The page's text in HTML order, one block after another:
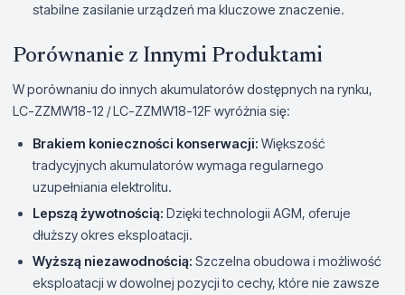
stabilne zasilanie urządzeń ma kluczowe znaczenie.
Porównanie z Innymi Produktami
W porównaniu do innych akumulatorów dostępnych na rynku,
LC-ZZMW18-12 / LC-ZZMW18-12F wyróżnia się:
Brakiem konieczności konserwacji: Większość
tradycyjnych akumulatorów wymaga regularnego
uzupełniania elektrolitu.
Lepszą żywotnością: Dzięki technologii AGM, oferuje
dłuższy okres eksploatacji.
Wyższą niezawodnością: Szczelna obudowa i możliwość
eksploatacji w dowolnej pozycji to cechy, które nie zawsze